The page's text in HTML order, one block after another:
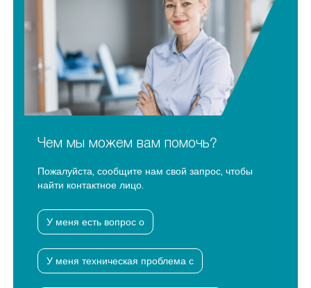
Чем мы можем вам помочь?
Пожалуйста, сообщите нам свой запрос, чтобы
найти контактное лицо.
У меня есть вопрос о
У меня техническая проблема с